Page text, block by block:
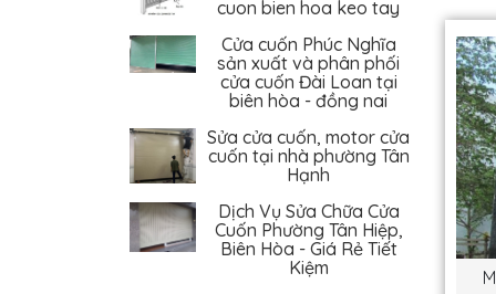
Cửa cuốn Phúc Nghĩa
sản xuất và phân phối
cửa cuốn Đài Loan tại
biên hòa - đồng nai
Sửa cửa cuốn, motor cửa
cuốn tại nhà phường Tân
Hạnh
Dịch Vụ Sửa Chữa Cửa
Cuốn Phường Tân Hiệp,
Biên Hòa - Giá Rẻ Tiết
Kiệm
Sửa cửa cuốn Phường An